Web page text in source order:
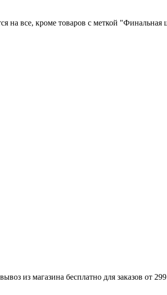
на все, кроме товаров с меткой "Финальная
из магазина бесплатно для заказов от